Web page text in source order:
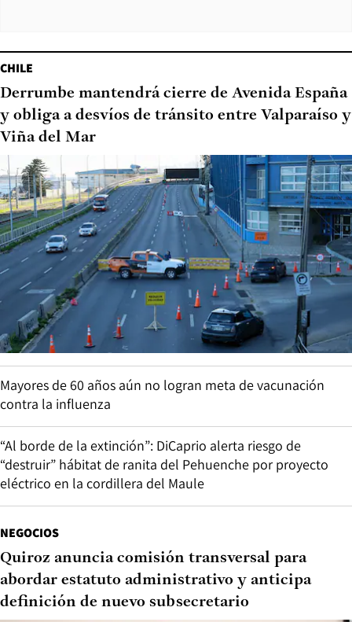
CHILE
Derrumbe mantendrá cierre de Avenida España
y obliga a desvíos de tránsito entre Valparaíso y
Viña del Mar
Mayores de 60 años aún no logran meta de vacunación
contra la influenza
“Al borde de la extinción”: DiCaprio alerta riesgo de
“destruir” hábitat de ranita del Pehuenche por proyecto
eléctrico en la cordillera del Maule
NEGOCIOS
Quiroz anuncia comisión transversal para
abordar estatuto administrativo y anticipa
definición de nuevo subsecretario